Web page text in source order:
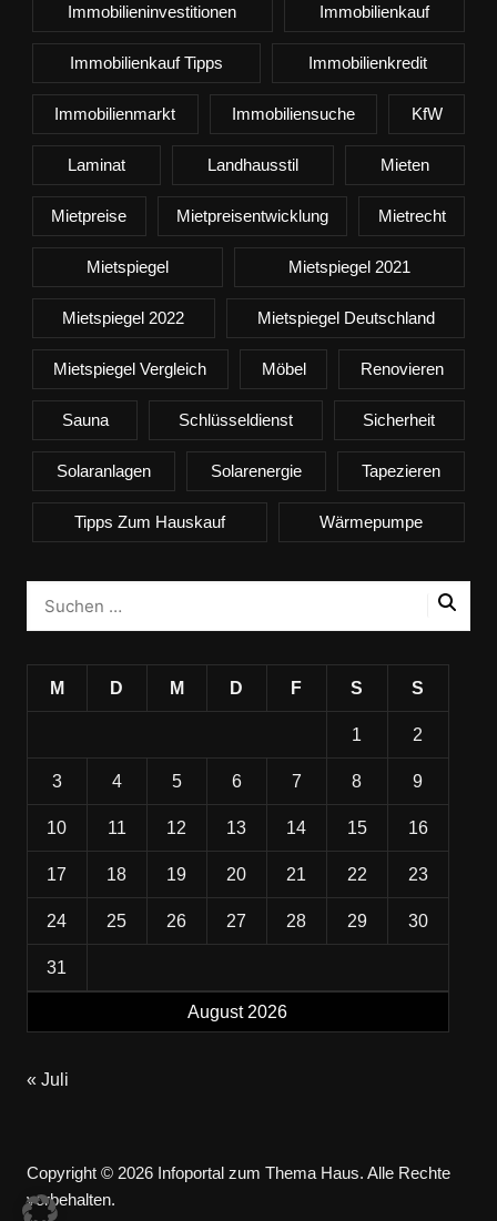
Immobilieninvestitionen Immobilienkauf
Immobilienkauf Tipps Immobilienkredit
Immobilienmarkt Immobiliensuche KfW
Laminat Landhausstil Mieten
Mietpreise Mietpreisentwicklung Mietrecht
Mietspiegel Mietspiegel 2021
Mietspiegel 2022 Mietspiegel Deutschland
Mietspiegel Vergleich Möbel Renovieren
Sauna Schlüsseldienst Sicherheit
Solaranlagen Solarenergie Tapezieren
Tipps Zum Hauskauf Wärmepumpe
August 2026
M D M D F S S
1 2
3 4 5 6 7 8 9
10 11 12 13 14 15 16
17 18 19 20 21 22 23
24 25 26 27 28 29 30
31
« Juli
Copyright © 2026 Infoportal zum Thema Haus. Alle Rechte
vorbehalten.